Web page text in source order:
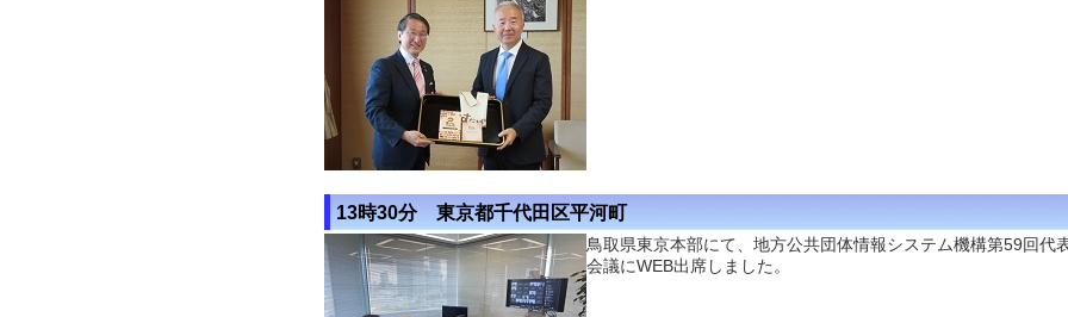
13時30分 東京都千代田区平河町
鳥取県東京本部にて、地方公共団体情報システム機構第59回代
会議にWEB出席しました。